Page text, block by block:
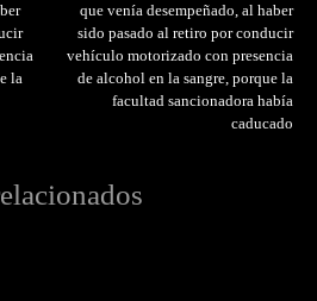
la
que venía desempeñado, al haber
sido pasado al retiro por conducir
vehículo motorizado con presencia
de alcohol en la sangre, porque la
facultad sancionadora había
caducado